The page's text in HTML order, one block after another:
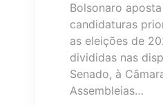
Bolsonaro
candidaturas
as eleições de
divididas nas
Senado, à
Assembleias…